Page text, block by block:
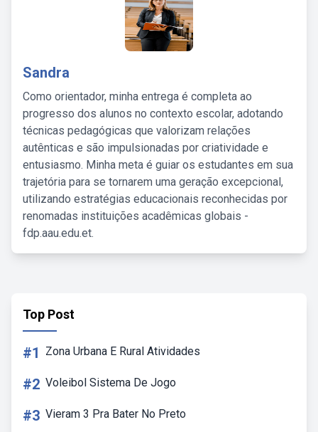
Sandra
Como orientador, minha entrega é completa ao
progresso dos alunos no contexto escolar, adotando
técnicas pedagógicas que valorizam relações
autênticas e são impulsionadas por criatividade e
entusiasmo. Minha meta é guiar os estudantes em sua
trajetória para se tornarem uma geração excepcional,
utilizando estratégias educacionais reconhecidas por
renomadas instituições acadêmicas globais -
fdp.aau.edu.et.
Top Post
#1 Zona Urbana E Rural Atividades
#2 Voleibol Sistema De Jogo
#3 Vieram 3 Pra Bater No Preto